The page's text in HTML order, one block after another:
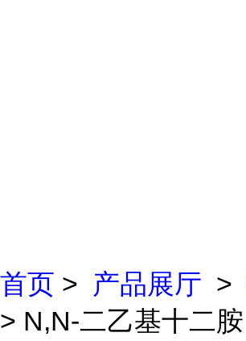
首页 > 产品展厅 >
> N,N-二乙基十二胺